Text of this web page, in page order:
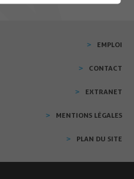
EMPLOI
CONTACT
EXTRANET
MENTIONS LÉGALES
PLAN DU SITE